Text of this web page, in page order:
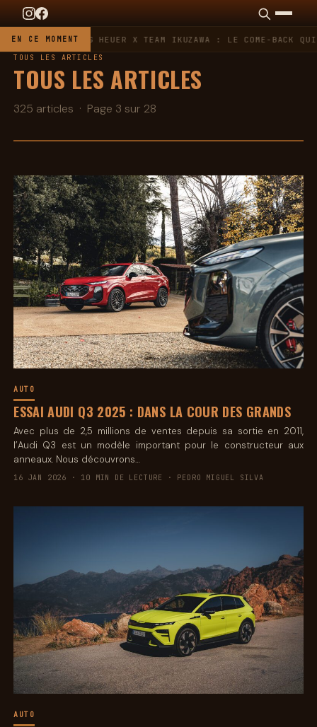
EN CE MOMENTTAG HEUER X TEAM IKUZAWA : LE COME-BACK
TOUS LES ARTICLES
TOUS LES ARTICLES
325 articles · Page 3 sur 28
AUTO
ESSAI AUDI Q3 2025 : DANS LA COUR DES GRANDS
Avec plus de 2,5 millions de ventes depuis sa sortie en 2011,
l’Audi Q3 est un modèle important pour le constructeur aux
anneaux. Nous découvrons…
16 JAN 2026 · 10 MIN DE LECTURE · PEDRO MIGUEL SILVA
AUTO